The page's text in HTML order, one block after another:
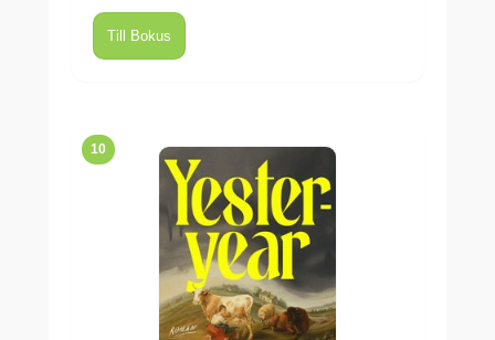
Till Bokus
10